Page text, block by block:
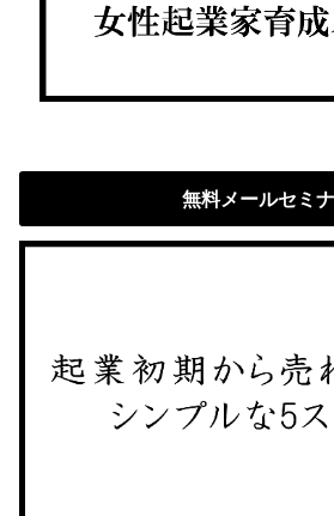
無料メールセミ